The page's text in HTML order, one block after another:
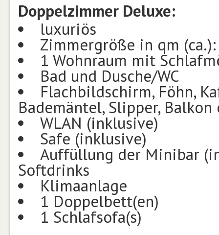
Doppelzimmer Deluxe:
luxuriös
Zimmergröße in qm
1 Wohnraum mit
Bad und Dusche/WC
Flachbildschirm, Föhn,
Bademäntel, Slipper, Balkon
WLAN (inklusive)
Safe (inklusive)
Auffüllung der Minibar
Softdrinks
Klimaanlage
1 Doppelbett(en)
1 Schlafsofa(s)